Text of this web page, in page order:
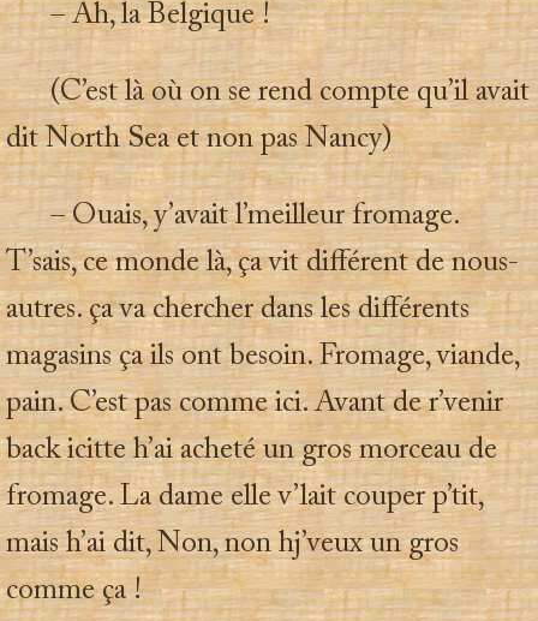
– Ah, la Belgique !
(C’est là où on se rend compte qu’il avait
dit North Sea et non pas Nancy)
– Ouais, y’avait l’meilleur fromage.
T’sais, ce monde là, ça vit différent de nous-
autres. ça va chercher dans les différents
magasins ça ils ont besoin. Fromage, viande,
pain. C’est pas comme ici. Avant de r’venir
back icitte h’ai acheté un gros morceau de
fromage. La dame elle v’lait couper p’tit,
mais h’ai dit, Non, non hj’veux un gros
comme ça !